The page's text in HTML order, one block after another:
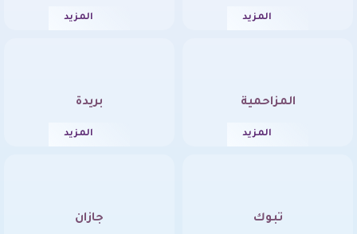
المزيد المزيد
المزاحمية
المزيد
بريدة
المزيد
تبوك جازان